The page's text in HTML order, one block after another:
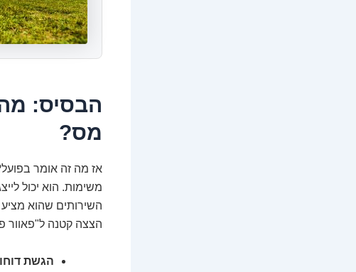
הבסיס:
מס?
אז מה זה אומר
משימות. הוא יכול
השירותים שהוא מציע
הצצה קטנה ל"פאוור
הגשת